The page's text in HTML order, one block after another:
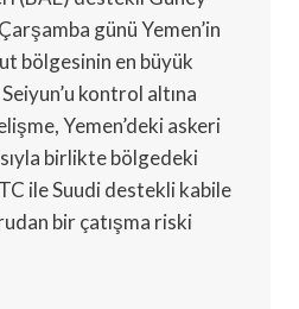
günü Yemen’in
bölgesinin en büyük
kontrol altına
Yemen’deki askeri
birlikte bölgedeki
ile Suudi destekli kabile
bir çatışma riski